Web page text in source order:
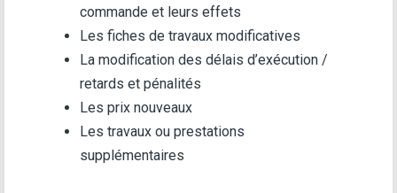
commande et leurs effets
Les fiches de travaux modificatives
La modification des délais d’exécution /
retards et pénalités
Les prix nouveaux
Les travaux ou prestations
supplémentaires